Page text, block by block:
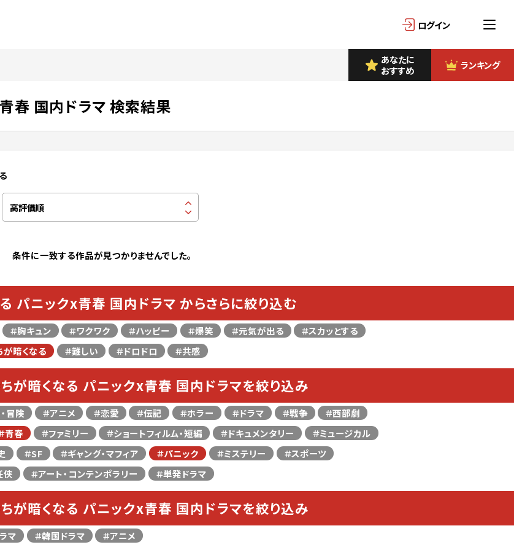
ログイン
あなたに
おすすめ
ランキング
春 国内ドラマ 検索結果
条件に一致する作品が見つかりませんでした。
パニックx青春 国内ドラマ からさらに絞り込む
＃胸キュン ＃ワクワク ＃ハッピー ＃爆笑 ＃元気が出る
＃スカッとする
が暗くなる ＃難しい ＃ドロドロ ＃共感
が暗くなる パニックx青春 国内ドラマを絞り込み
冒険 ＃アニメ ＃恋愛 ＃伝記 ＃ホラー ＃ドラマ ＃戦争
＃西部劇
青春 ＃ファミリー ＃ショートフィルム・短編 ＃ドキュメンタリー
＃ミュージカル
＃SF ＃ギャング・マフィア ＃パニック ＃ミステリー
＃スポーツ
侠 ＃アート・コンテンポラリー ＃単発ドラマ
が暗くなる パニックx青春 国内ドラマを絞り込み
マ ＃韓国ドラマ ＃アニメ